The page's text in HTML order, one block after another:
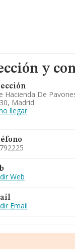
y
Hacienda De
Madrid
llegar
Web
Email